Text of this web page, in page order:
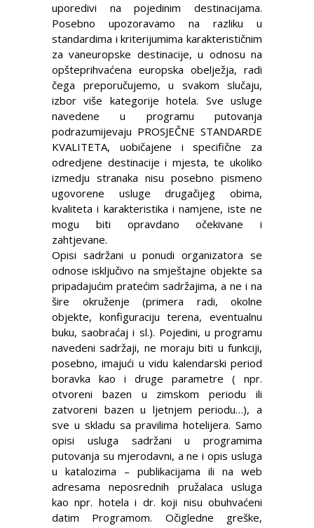
uporedivi na pojedinim destinacijama.
Posebno upozoravamo na razliku u
standardima i kriterijumima karakterističnim
za vaneuropske destinacije, u odnosu na
opšteprihvaćena europska obelježja, radi
čega preporučujemo, u svakom slučaju,
izbor više kategorije hotela. Sve usluge
navedene u programu putovanja
podrazumijevaju PROSJEČNE STANDARDE
KVALITETA, uobičajene i specifične za
odredjene destinacije i mjesta, te ukoliko
izmedju stranaka nisu posebno pismeno
ugovorene usluge drugačijeg obima,
kvaliteta i karakteristika i namjene, iste ne
mogu biti opravdano očekivane i
zahtjevane.
Opisi sadržani u ponudi organizatora se
odnose isključivo na smještajne objekte sa
pripadajućim pratećim sadržajima, a ne i na
šire okruženje (primera radi, okolne
objekte, konfiguraciju terena, eventualnu
buku, saobraćaj i sl.). Pojedini, u programu
navedeni sadržaji, ne moraju biti u funkciji,
posebno, imajući u vidu kalendarski period
boravka kao i druge parametre ( npr.
otvoreni bazen u zimskom periodu ili
zatvoreni bazen u ljetnjem periodu…), a
sve u skladu sa pravilima hotelijera. Samo
opisi usluga sadržani u programima
putovanja su mjerodavni, a ne i opis usluga
u katalozima – publikacijama ili na web
adresama neposrednih pružalaca usluga
kao npr. hotela i dr. koji nisu obuhvaćeni
datim Programom. Očigledne greške,